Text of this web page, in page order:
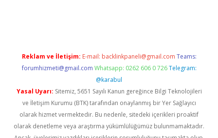
Reklam ve İletişim: E-mail: backlinkpaneli@gmail.com Teams:
forumhizmeti@gmail.com Whatsapp: 0262 606 0 726 Telegram:
@karabul
Yasal Uyarı: Sitemiz, 5651 Sayılı Kanun gereğince Bilgi Teknolojileri
ve İletişim Kurumu (BTK) tarafından onaylanmış bir Yer Sağlayıcı
olarak hizmet vermektedir. Bu nedenle, sitedeki içerikleri proaktif
olarak denetleme veya araştırma yükümlülüğümüz bulunmamaktadır.